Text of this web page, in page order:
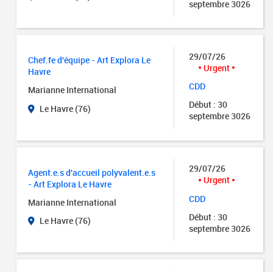
septembre 3026
Chef.fe d'équipe - Art Explora Le
Havre
Marianne International
Le Havre (76)
29/07/26
Urgent
CDD
Début : 30
septembre 3026
Agent.e.s d'accueil polyvalent.e.s
- Art Explora Le Havre
Marianne International
Le Havre (76)
29/07/26
Urgent
CDD
Début : 30
septembre 3026